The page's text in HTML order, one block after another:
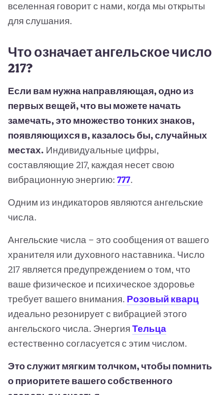
вселенная говорит с нами, когда мы открыты
для слушания.
Что означает ангельское число
217?
Если вам нужна направляющая, одно из
первых вещей, что вы можете начать
замечать, это множество тонких знаков,
появляющихся в, казалось бы, случайных
местах. Индивидуальные цифры,
составляющие 217, каждая несет свою
вибрационную энергию: 777.
Одним из индикаторов являются ангельские
числа.
Ангельские числа — это сообщения от вашего
хранителя или духовного наставника. Число
217 является предупреждением о том, что
ваше физическое и психическое здоровье
требует вашего внимания. Розовый кварц
идеально резонирует с вибрацией этого
ангельского числа. Энергия Тельца
естественно согласуется с этим числом.
Это служит мягким толчком, чтобы помнить
о приоритете вашего собственного